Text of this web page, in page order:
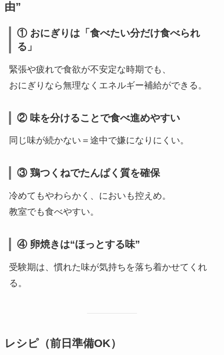
由”
① おにぎりは「食べたい分だけ食べられ
る」
緊張や疲れで食欲が不安定な時期でも、
おにぎりなら無理なくエネルギー補給ができる。
② 味を分けることで食べ進めやすい
同じ味が続かない＝途中で嫌になりにくい。
③ 鶏つくねでたんぱく質を確保
冷めてもやわらかく、においも控えめ。
教室でも食べやすい。
④ 卵焼きは“ほっとする味”
受験期は、慣れた味が気持ちを落ち着かせてくれ
る。
レシピ（前日準備OK）